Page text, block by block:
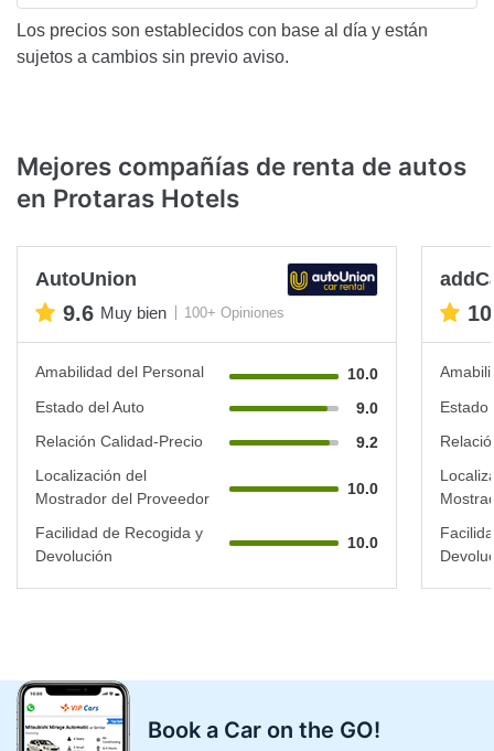
Los precios son establecidos con base al día y están
sujetos a cambios sin previo aviso.
Mejores compañías de renta de autos
en Protaras Hotels
AutoUnion
9.6 Muy bien 100+ Opiniones
Amabilidad del Personal
10.0
Estado del Auto
9.0
Relación Calidad-Precio
9.2
Localización del
Mostrador del Proveedor
10.0
Facilidad de Recogida y
Devolución
10.0
Estado
Book a Car on the GO!